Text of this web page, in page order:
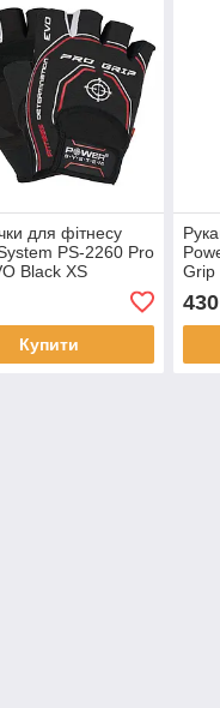
для фітнесу
PS-2260 Pro
Black XS
Купити
Grip
430